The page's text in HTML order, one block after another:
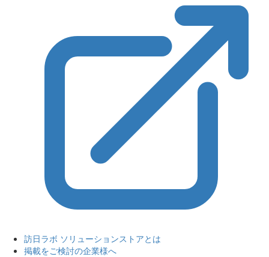
訪日ラボ ソリューションストアとは
掲載をご検討の企業様へ